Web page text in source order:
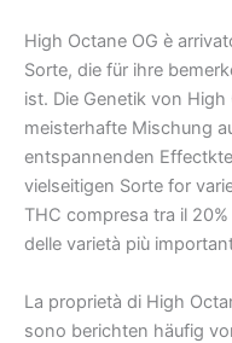
High Octane OG è
Sorte, die für ihre
ist. Die Genetik von
meisterhafte Mischung
entspannenden
vielseitigen Sorte for
THC compresa tra il
delle varietà più
La proprietà di High
sono berichten häufig